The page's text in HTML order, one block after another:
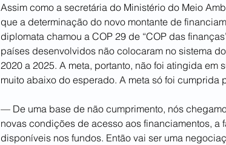
Assim como a secretária do Ministério do Meio
que a determinação do novo montante de
diplomata chamou a COP 29 de “COP das
países desenvolvidos não colocaram no sistema
2020 a 2025. A meta, portanto, não foi atingida
muito abaixo do esperado. A meta só foi cumprida
— De uma base de não cumprimento, nós
novas condições de acesso aos financiamentos,
disponíveis nos fundos. Então vai ser uma